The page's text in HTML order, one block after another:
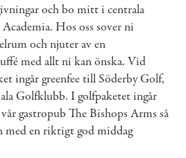
och bo mitt i centrala
Hos oss sover ni
och njuter av en
med allt ni kan önska. Vid
ingår greenfee till Söderby Golf,
Golfklubb. I golfpaketet ingår
gastropub The Bishops Arms så
med en riktigt god middag